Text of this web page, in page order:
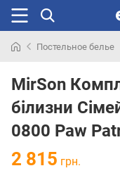
раньше
Постельное белье
MirSon
білизни
0800 Paw
2 815 грн.